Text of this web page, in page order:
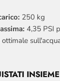
250 kg
4,35 PSI
INSIEME